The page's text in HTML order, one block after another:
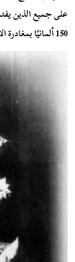
على جميع الذين
150 ألمانيًا بمغادرة الأراضي المصرية.